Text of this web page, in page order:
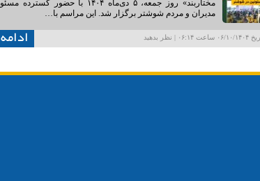
مختاربند» روز جمعه، ۵ دی‌ماه ۱۴۰۴ با حضور گسترده
مدیران و مردم شوشتر برگزار شد. این مراسم با…
| نظر بدهید